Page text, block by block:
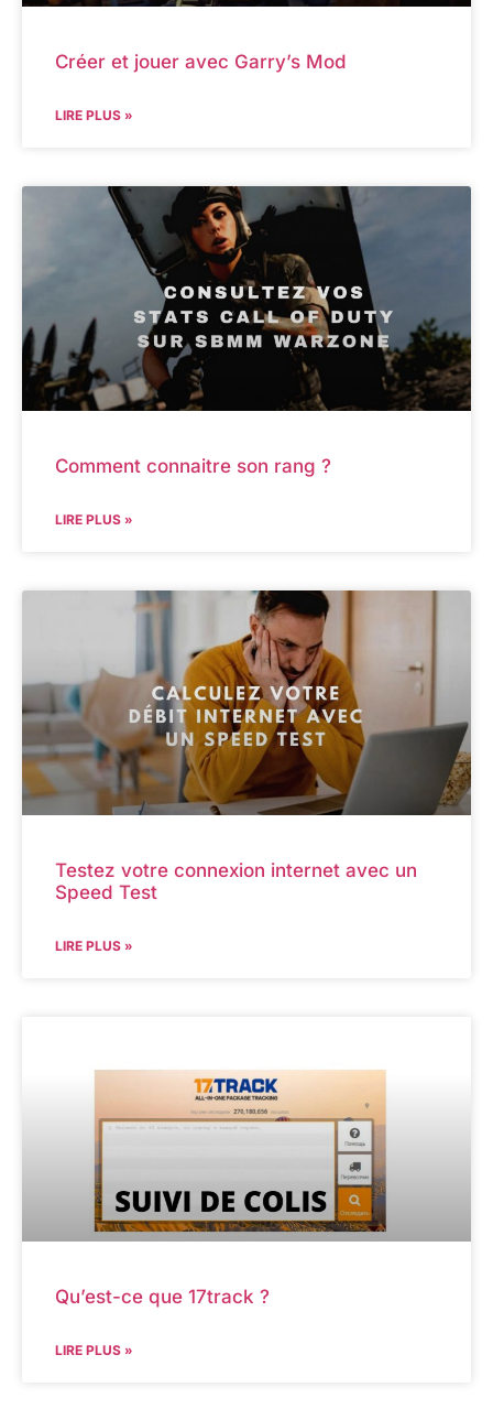
Créer et jouer avec Garry’s Mod
LIRE PLUS »
Comment connaitre son rang ?
LIRE PLUS »
Testez votre connexion internet avec un
Speed Test
LIRE PLUS »
Qu’est-ce que 17track ?
LIRE PLUS »